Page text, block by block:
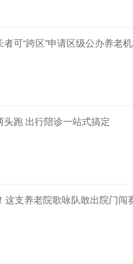
可“跨区”申请区级公办养老
头跑 出行陪诊一站式搞定
这支养老院歌咏队敢出院门闯